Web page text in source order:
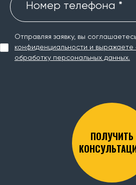
Номер телефона *
Отправляя заявку, вы
конфиденциальности и выражаете
обработку персональных данных.
ПОЛУЧИТЬ